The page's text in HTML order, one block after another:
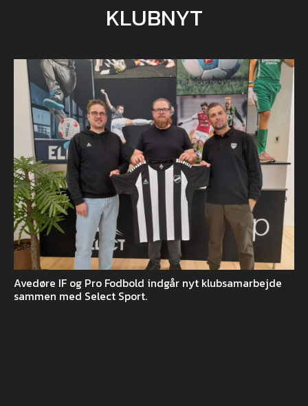
KLUBNYT
Avedøre IF og Pro Fodbold indgår nyt klubsamarbejde
sammen med Select Sport.